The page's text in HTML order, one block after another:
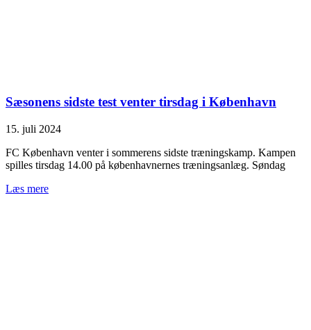
Sæsonens sidste test venter tirsdag i København
15. juli 2024
FC København venter i sommerens sidste træningskamp. Kampen
spilles tirsdag 14.00 på københavnernes træningsanlæg. Søndag
Læs mere